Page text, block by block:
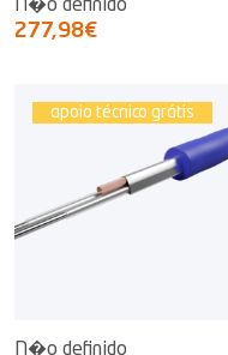
N�o definido
277,98€
apoio técnico grátis
N�o definido